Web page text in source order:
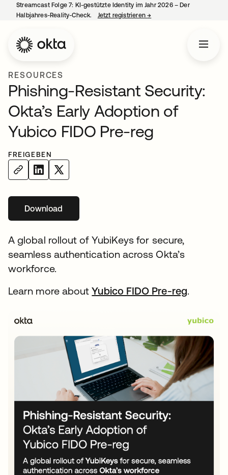
Streamcast Folge 7: KI-gestützte Identity im Jahr 2026 – Der
Halbjahres-Reality-Check.
Jetzt registrieren→
RESOURCES
Phishing-Resistant Security:
Okta’s Early Adoption of
Yubico FIDO Pre-reg
FREIGEBEN
Downloadwird in einer neuen Registerkarte geöffnet
A global rollout of YubiKeys for secure,
seamless authentication across Okta’s
workforce.
Learn more aboutYubico FIDO Pre-reg.